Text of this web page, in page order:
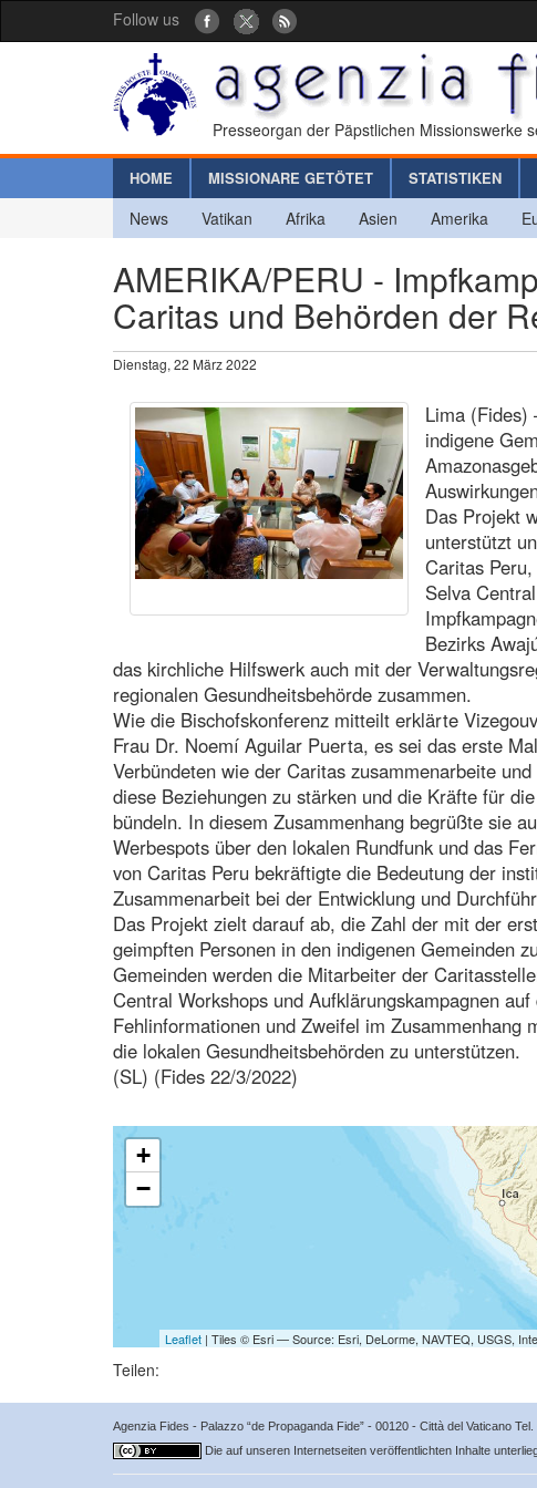
Follow us
Presseorgan der Päpstlichen Missionswerke
HOME MISSIONARE GETÖTET STATISTIKEN
News Vatikan Afrika Asien Amerika
AMERIKA/PERU -
Caritas und Behörden der
Dienstag, 22 März 2022
Lima (Fides)
indigene
Das Projekt
unterstützt
Caritas
Selva
Bezirks
das kirchliche Hilfswerk auch mit der
regionalen Gesundheitsbehörde zusammen.
Wie die Bischofskonferenz mitteilt erklärte
Frau Dr. Noemí Aguilar Puerta, es sei das erste
Verbündeten wie der Caritas zusammenarbeite
diese Beziehungen zu stärken und die Kräfte für
bündeln. In diesem Zusammenhang begrüßte sie
Werbespots über den lokalen Rundfunk und das
von Caritas Peru bekräftigte die Bedeutung der
Zusammenarbeit bei der Entwicklung und
Das Projekt zielt darauf ab, die Zahl der mit der
geimpften Personen in den indigenen Gemeinden
Gemeinden werden die Mitarbeiter der
Central Workshops und Aufklärungskampagnen
Fehlinformationen und Zweifel im Zusammenhang
die lokalen Gesundheitsbehörden zu unterstützen.
(SL) (Fides 22/3/2022)
+
−
Leaflet| Tiles © Esri — Source: Esri, DeLorme, NAVTEQ, USGS,
Teilen:
Agenzia Fides - Palazzo “de Propaganda Fide” - 00120 - Città del Vaticano
Die auf unseren Internetseiten veröffentlichten Inhalte